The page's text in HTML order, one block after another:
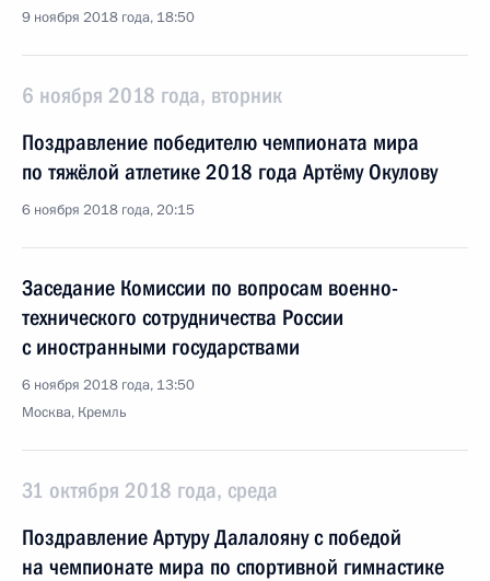
9 ноября 2018 года, 18:50
6 ноября 2018 года, вторник
Поздравление победителю чемпионата мира
по тяжёлой атлетике 2018 года Артёму Окулову
6 ноября 2018 года, 20:15
Заседание Комиссии по вопросам военно-
технического сотрудничества России
с иностранными государствами
6 ноября 2018 года, 13:50
Москва, Кремль
31 октября 2018 года, среда
Поздравление Артуру Далалояну с победой
на чемпионате мира по спортивной гимнастике